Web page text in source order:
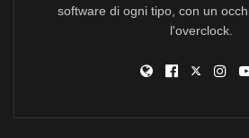
software di ogni tipo, con un
l'overclock.